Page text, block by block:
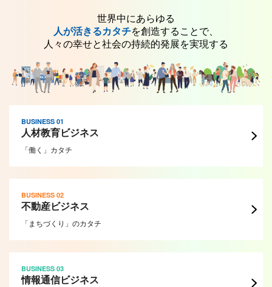
世界中にあらゆる
人が活きるカタチを創造することで、
人々の幸せと社会の持続的発展を実現する
BUSINESS 01
人材教育ビジネス
「働く」カタチ
BUSINESS 02
不動産ビジネス
「まちづくり」のカタチ
BUSINESS 03
情報通信ビジネス